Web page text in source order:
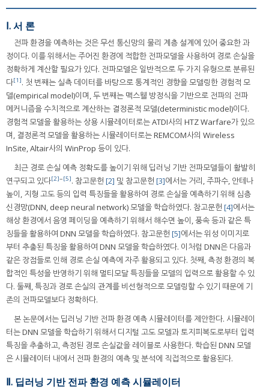
Ⅰ. 서 론
전파 환경을 예측하는 것은 무선 통신망의 물리 계층 설계에 있어 중요한 과
정이다. 이를 위해서는 주어진 환경에 적합한 전파모델을 사용하여 경로 손실을
정확하게 계산할 필요가 있다. 전파모델은 일반적으로 두 가지 유형으로 분류된
다[1]. 첫 번째는 실측 데이터를 바탕으로 통계적인 경향을 모델링한 경험적 모
델(empirical model)이며, 두 번째는 맥스웰 방정식을 기반으로 전파의 전파
메커니즘을 수치적으로 계산하는 결정론적 모델(deterministic model)이다.
경험적 모델을 활용하는 상용 시뮬레이터로는 ATDI사의 HTZ Warfare가 있으
며, 결정론적 모델을 활용하는 시뮬레이터로는 REMCOM사의 Wireless
InSite, Altair사의 WinProp 등이 있다.
최근 경로 손실 예측 정확도를 높이기 위해 딥러닝 기반 전파모델들이 활발히
연구되고 있다[2]~[5]. 참고문헌 [2] 및 참고문헌 [3]에서는 거리, 주파수, 안테나
높이, 지형 고도 등의 입력 특징들을 활용하여 경로 손실을 예측하기 위해 심층
신경망(DNN, deep neural network) 모델을 학습하였다. 참고문헌 [4]에서는
해상 환경에서 음영 페이딩을 예측하기 위해서 해수면 높이, 풍속 등과 같은 특
징들을 활용하여 DNN 모델을 학습하였다. 참고문헌 [5]에서는 위성 이미지로
부터 추출된 특징을 활용하여 DNN 모델을 학습하였다. 이처럼 DNN은 다음과
같은 장점들로 인해 경로 손실 예측에 자주 활용되고 있다. 첫째, 측정 환경의 복
합적인 특성을 반영하기 위해 멀티모달 특징들을 모델의 입력으로 활용할 수 있
다. 둘째, 특징과 경로 손실의 관계를 비선형적으로 모델링할 수 있기 때문에 기
존의 전파모델보다 정확하다.
본 논문에서는 딥러닝 기반 전파 환경 예측 시뮬레이터를 제안한다. 시뮬레이
터는 DNN 모델을 학습하기 위해서 디지털 고도 모델과 토지피복도로부터 입력
특징을 추출하고, 측정된 경로 손실값을 레이블로 사용한다. 학습된 DNN 모델
은 시뮬레이터 내에서 전파 환경의 예측 및 분석에 직접적으로 활용된다.
Ⅱ. 딥러닝 기반 전파 환경 예측 시뮬레이터